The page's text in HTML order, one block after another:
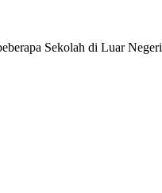
Sekolah di Luar Negeri